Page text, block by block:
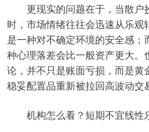
更现实的问题在于，当散户
时，市场情绪往往会迅速从乐
是一种对不确定环境的安全感
种心理落差会比一般资产更大
论，并不只是账面亏损，而是黄
稳妥配置品重新被拉回高波动交
机构怎么看？短期不宜线性